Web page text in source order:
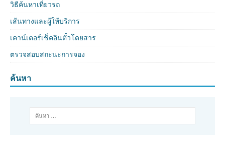
วิธีค้นหาเที่ยวรถ
เส้นทางและผู้ให้บริการ
เคาน์เตอร์เช็คอินตั๋วโดยสาร
ตรวจสอบสถะนะการจอง
ค้นหา